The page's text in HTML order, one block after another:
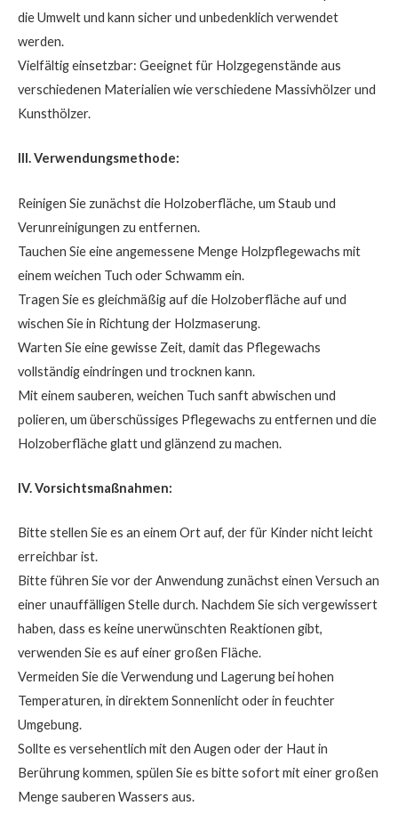
die Umwelt und kann sicher und unbedenklich verwendet
werden.
Vielfältig einsetzbar: Geeignet für Holzgegenstände aus
verschiedenen Materialien wie verschiedene Massivhölzer und
Kunsthölzer.
III. Verwendungsmethode:
Reinigen Sie zunächst die Holzoberfläche, um Staub und
Verunreinigungen zu entfernen.
Tauchen Sie eine angemessene Menge Holzpflegewachs mit
einem weichen Tuch oder Schwamm ein.
Tragen Sie es gleichmäßig auf die Holzoberfläche auf und
wischen Sie in Richtung der Holzmaserung.
Warten Sie eine gewisse Zeit, damit das Pflegewachs
vollständig eindringen und trocknen kann.
Mit einem sauberen, weichen Tuch sanft abwischen und
polieren, um überschüssiges Pflegewachs zu entfernen und die
Holzoberfläche glatt und glänzend zu machen.
IV. Vorsichtsmaßnahmen:
Bitte stellen Sie es an einem Ort auf, der für Kinder nicht leicht
erreichbar ist.
Bitte führen Sie vor der Anwendung zunächst einen Versuch an
einer unauffälligen Stelle durch. Nachdem Sie sich vergewissert
haben, dass es keine unerwünschten Reaktionen gibt,
verwenden Sie es auf einer großen Fläche.
Vermeiden Sie die Verwendung und Lagerung bei hohen
Temperaturen, in direktem Sonnenlicht oder in feuchter
Umgebung.
Sollte es versehentlich mit den Augen oder der Haut in
Berührung kommen, spülen Sie es bitte sofort mit einer großen
Menge sauberen Wassers aus.